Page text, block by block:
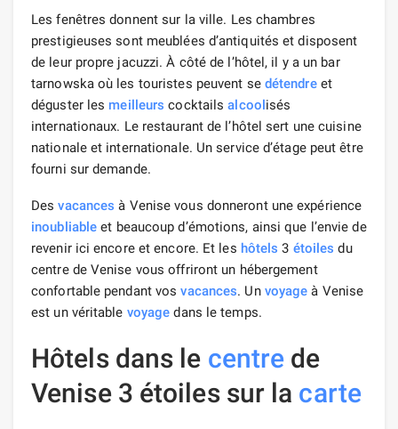
Les fenêtres donnent sur la ville. Les chambres
prestigieuses sont meublées d’antiquités et disposent
de leur propre jacuzzi. À côté de l’hôtel, il y a un bar
tarnowska où les touristes peuvent se détendreet
déguster les meilleurs cocktailsalcoolisés
internationaux. Le restaurant de l’hôtel sert une cuisine
nationale et internationale. Un service d’étage peut être
fourni sur demande.
Desvacances à Venise vous donneront une expérience
inoubliable et beaucoup d’émotions, ainsi que l’envie de
revenir ici encore et encore. Et les hôtels 3 étoiles du
centre de Venise vous offriront un hébergement
confortable pendant vosvacances. Un voyage à Venise
est un véritable voyage dans le temps.
Hôtels dans le centre de
Venise 3 étoiles sur la carte